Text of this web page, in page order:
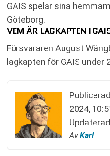
GAIS spelar sina
Göteborg.
VEM ÄR LAGKAPTEN I
Försvararen August
lagkapten för GAIS under
2024,
Updaterad
Av Karl